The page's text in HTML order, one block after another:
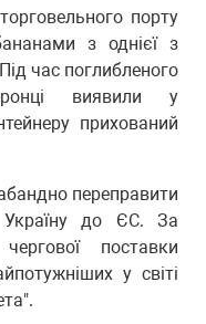
порту
з однієї з
час поглибленого
виявили у
прихований
переправити
Україну до ЄС. За
поставки
у світі